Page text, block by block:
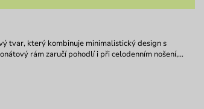
tvar, který kombinuje minimalistický design s
rám zaručí pohodlí i při celodenním nošení,…